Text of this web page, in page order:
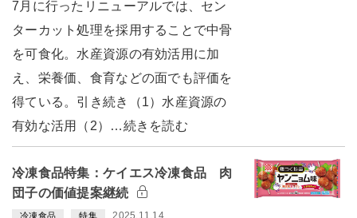
7月に行ったリニューアルでは、セン
ターカット処理を採用することで中骨
を可食化。水産資源の有効活用に加
え、栄養価、食育などの面でも評価を
得ている。引き続き（1）水産資源の
有効な活用（2）…続きを読む
冷凍食品特集：ケイエス冷凍食品 肉
団子の価値提案継続
冷凍食品 特集 2025.11.14